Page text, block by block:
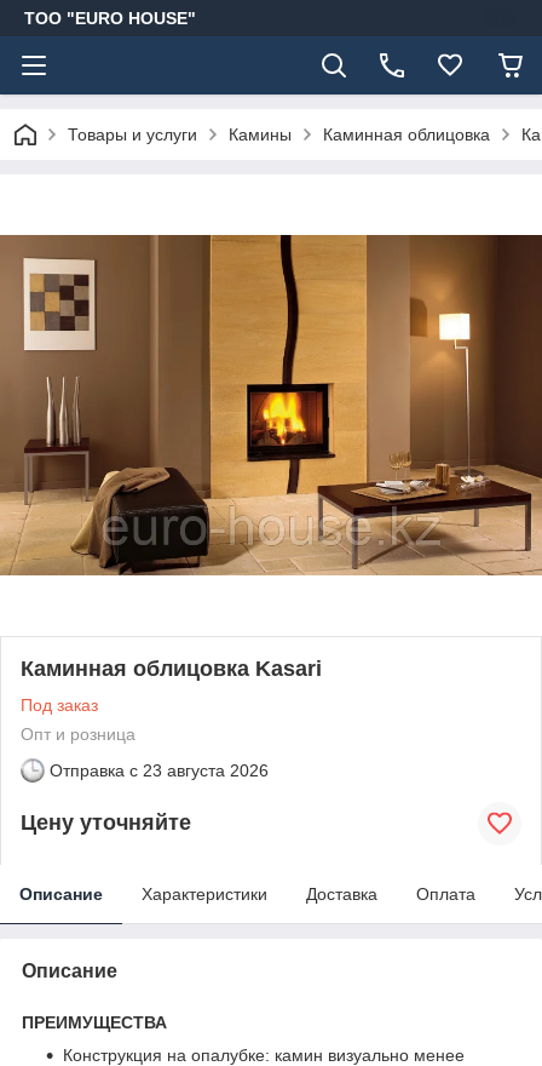
ТОО "EURO HOUSE"
Товары и услуги Камины Каминная облицовка
Каминная облицовка Kasari
Под заказ
Опт и розница
Отправка с 23 августа 2026
Цену уточняйте
Описание Характеристики Доставка Оплата
Описание
ПРЕИМУЩЕСТВА
Конструкция на опалубке: камин визуально менее